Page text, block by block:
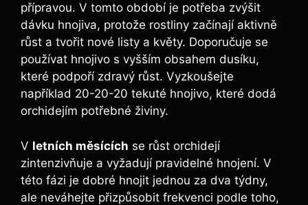
přípravou.‌ V tomto období je potřeba ⁣zvýšit⁤
dávku hnojiva, protože‍ rostliny začínají aktivně⁢
růst a tvořit nové listy a ⁤květy. Doporučuje se
‍používat hnojivo s⁢ vyšším⁣ obsahem dusíku,
které podpoří zdravý růst. Vyzkoušejte
například 20-20-20 tekuté hnojivo, které dodá
orchidejím ‌potřebné ​živiny.
V letních ‌měsících se růst​ orchidejí
zintenzivňuje a vyžadují⁤ pravidelné hnojení. V
⁢této fázi je⁢ dobré hnojit jednou ​za dva týdny,​
ale neváhejte přizpůsobit frekvenci podle toho,